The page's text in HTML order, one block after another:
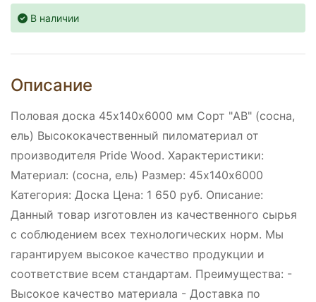
В наличии
Описание
Половая доска 45х140х6000 мм Сорт "AB" (сосна,
ель) Высококачественный пиломатериал от
производителя Pride Wood. Характеристики:
Материал: (сосна, ель) Размер: 45х140х6000
Категория: Доска Цена: 1 650 руб. Описание:
Данный товар изготовлен из качественного сырья
с соблюдением всех технологических норм. Мы
гарантируем высокое качество продукции и
соответствие всем стандартам. Преимущества: -
Высокое качество материала - Доставка по